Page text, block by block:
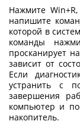
Нажмите
напишите
которой в
команды
просканирует
зависит от
Если
устранить с
завершения
компьютер и
накопитель.